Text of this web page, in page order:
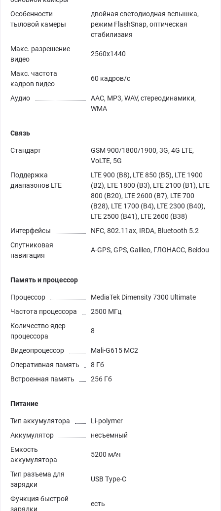
Особенности
тыловой камеры
двойная светодиодная вспышка,
режим FlashSnap, оптическая
стабилизаия
Макс. разрешение
видео
2560x1440
Макс. частота
кадров видео
60 кадров/с
Аудио
AAC, MP3, WAV, стереодинамики,
WMA
Связь
Стандарт
GSM 900/1800/1900, 3G, 4G LTE,
VoLTE, 5G
Поддержка
диапазонов LTE
LTE 900 (B8), LTE 850 (B5), LTE 1900
(B2), LTE 1800 (B3), LTE 2100 (B1), LTE
800 (B20), LTE 2600 (B7), LTE 700
(B28), LTE 1700 (B4), LTE 2300 (B40),
LTE 2500 (B41), LTE 2600 (B38)
Интерфейсы
NFC, 802.11ax, IRDA, Bluetooth 5.2
Спутниковая
навигация
A-GPS, GPS, Galileo, ГЛОНАСС, Beidou
Память и процессор
Процессор
MediaTek Dimensity 7300 Ultimate
Частота процессора
2500 МГц
Количество ядер
процессора
8
Видеопроцессор
Mali-G615 MC2
Оперативная память
8 Гб
Встроенная память
256 Гб
Питание
Тип аккумулятора
Li-polymer
Аккумулятор
несъемный
Емкость
аккумулятора
5200 мАч
Тип разъема для
зарядки
USB Type-C
Функция быстрой
зарядки
есть